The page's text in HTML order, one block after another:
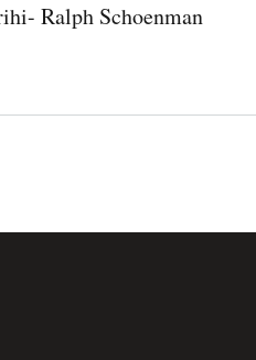
Ralph Schoenman